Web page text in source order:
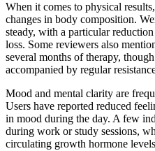
When it comes to physical
changes in body composition.
steady, with a particular
loss. Some reviewers also
several months of therapy,
accompanied by regular
Mood and mental clarity are
Users have reported reduced
in mood during the day. A few
during work or study sessions,
circulating growth hormone